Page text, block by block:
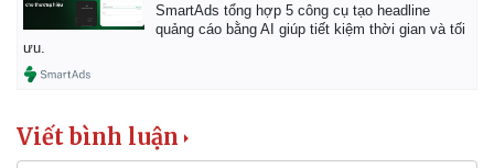
SmartAds tổng hợp 5 công cụ tạo headline
quảng cáo bằng AI giúp tiết kiệm thời gian và tối
ưu.
Viết bình luận